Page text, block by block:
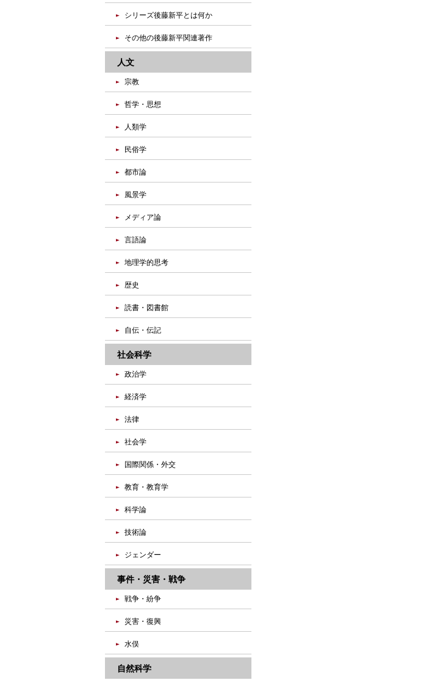
シリーズ後藤新平とは何か
その他の後藤新平関連著作
人文
宗教
哲学・思想
人類学
民俗学
都市論
風景学
メディア論
言語論
地理学的思考
歴史
読書・図書館
自伝・伝記
社会科学
政治学
経済学
法律
社会学
国際関係・外交
教育・教育学
科学論
技術論
ジェンダー
事件・災害・戦争
戦争・紛争
災害・復興
水俣
自然科学